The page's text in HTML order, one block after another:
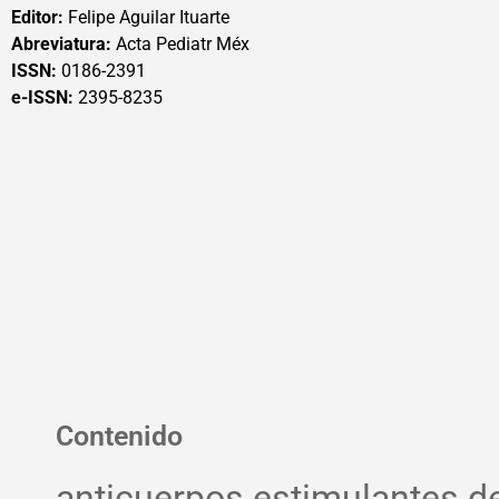
Editor: Felipe Aguilar Ituarte
Abreviatura: Acta Pediatr Méx
ISSN: 0186-2391
e-ISSN: 2395-8235
Contenido